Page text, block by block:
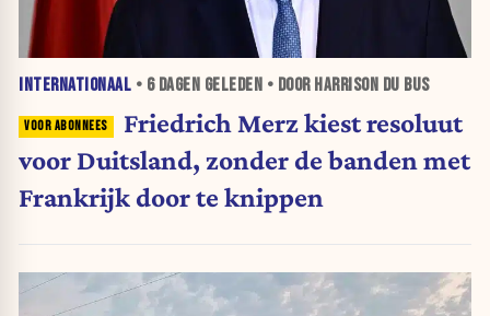
INTERNATIONAAL • 6 DAGEN GELEDEN • DOOR HARRISON DU BUS
Friedrich Merz kiest resoluut
voor Duitsland, zonder de banden met
Frankrijk door te knippen